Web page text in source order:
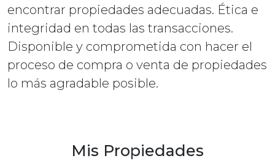
encontrar propiedades adecuadas. Ética e
integridad en todas las transacciones.
Disponible y comprometida con hacer el
proceso de compra o venta de propiedades
lo más agradable posible.
Mis Propiedades